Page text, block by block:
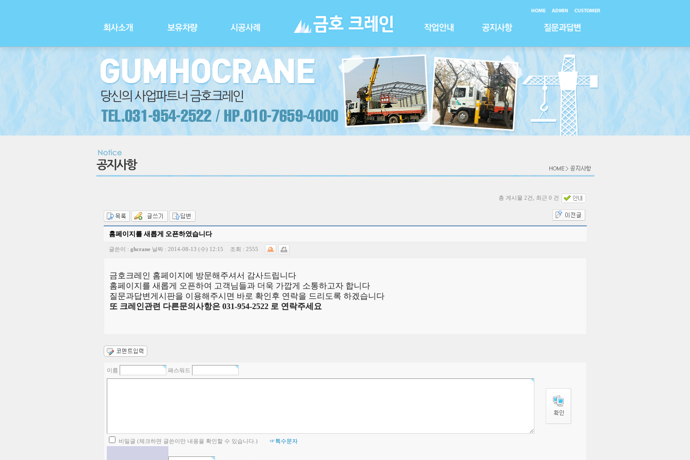
총 게시물 2건, 최근 0 건
홈페이지를 새롭게 오픈하였습니다
글쓴이 : ghcrane날짜 : 2014-08-13 (수) 12:15 조회 : 2555
금호크레인 홈페이지에 방문해주셔서 감사드립니다
홈페이지를 새롭게 오픈하여 고객님들과 더욱 가깝게 소통하고자 합니다
질문과답변게시판을 이용해주시면 바로 확인후 연락을 드리도록 하겠습니다
또 크레인관련 다른문의사항은 031-954-2522 로 연락주세요
이름 패스워드
비밀글 (체크하면 글쓴이만 내용을 확인할 수 있습니다.) ☞특수문자